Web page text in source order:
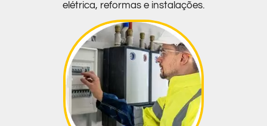
elétrica, reformas e instalações.